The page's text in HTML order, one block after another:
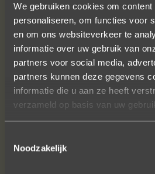
We gebruiken cookies om
personaliseren, om functies voor
en om ons websiteverkeer te
informatie over uw gebruik van
partners voor social media,
partners kunnen deze gegevens
informatie die u aan ze heeft
verzameld op basis van uw
Noodzakelijk
Een droom die uitkomt,
prachtig afgewerkt,
We zijn liefdevol
waren op tijd klaar.